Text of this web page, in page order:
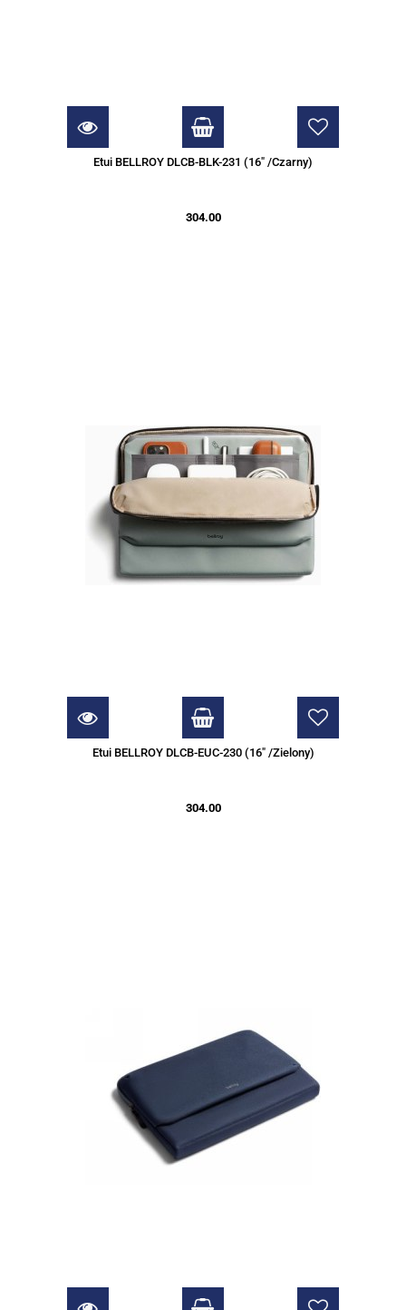
Etui BELLROY DLCB-BLK-231 (16" /Czarny)
304.00
Etui BELLROY DLCB-EUC-230 (16" /Zielony)
304.00